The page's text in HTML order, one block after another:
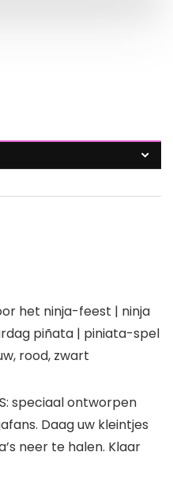
het ninja-feest | ninja
piñata | piniata-spel
rood, zwart
speciaal ontworpen
Daag uw kleintjes
neer te halen. Klaar